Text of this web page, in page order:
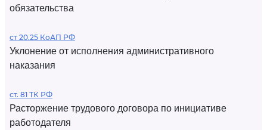
обязательства
ст 20.25 КоАП РФ
Уклонение от исполнения административного
наказания
ст. 81 ТК РФ
Расторжение трудового договора по инициативе
работодателя